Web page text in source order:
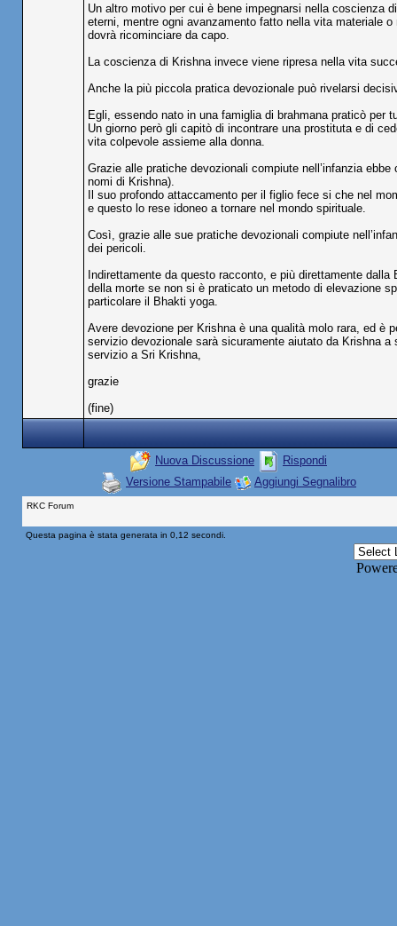
Un altro motivo per cui è bene impegnarsi nella coscienza
eterni, mentre ogni avanzamento fatto nella vita materiale
dovrà ricominciare da capo.
La coscienza di Krishna invece viene ripresa nella vita
Anche la più piccola pratica devozionale può rivelarsi
Egli, essendo nato in una famiglia di brahmana praticò per
Un giorno però gli capitò di incontrare una prostituta e di
vita colpevole assieme alla donna.
Grazie alle pratiche devozionali compiute nell’infanzia
nomi di Krishna).
Il suo profondo attaccamento per il figlio fece si che nel
e questo lo rese idoneo a tornare nel mondo spirituale.
Così, grazie alle sue pratiche devozionali compiute
dei pericoli.
Indirettamente da questo racconto, e più direttamente
della morte se non si è praticato un metodo di elevazione
particolare il Bhakti yoga.
Avere devozione per Krishna è una qualità molo rara, ed è
servizio devozionale sarà sicuramente aiutato da Krishna
servizio a Sri Krishna,
grazie
(fine)
Nuova Discussione
Rispondi
Versione Stampabile
Aggiungi Segnalibro
RKC Forum
Questa pagina è stata generata in 0,12 secondi.